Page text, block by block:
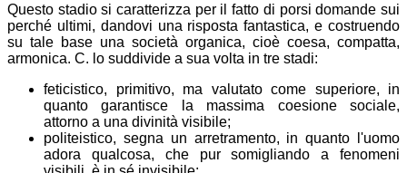
Questo stadio si caratterizza per il fatto di porsi domande sui
perché ultimi, dandovi una risposta fantastica, e costruendo
su tale base una società organica, cioè coesa, compatta,
armonica. C. lo suddivide a sua volta in tre stadi:
feticistico, primitivo, ma valutato come superiore, in
quanto garantisce la massima coesione sociale,
attorno a una divinità visibile;
politeistico, segna un arretramento, in quanto l'uomo
adora qualcosa, che pur somigliando a fenomeni